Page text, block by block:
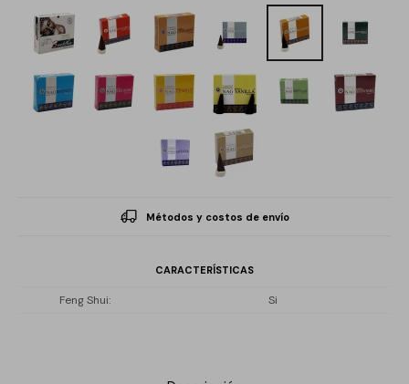
Métodos y costos de envío
CARACTERÍSTICAS
Feng Shui Si